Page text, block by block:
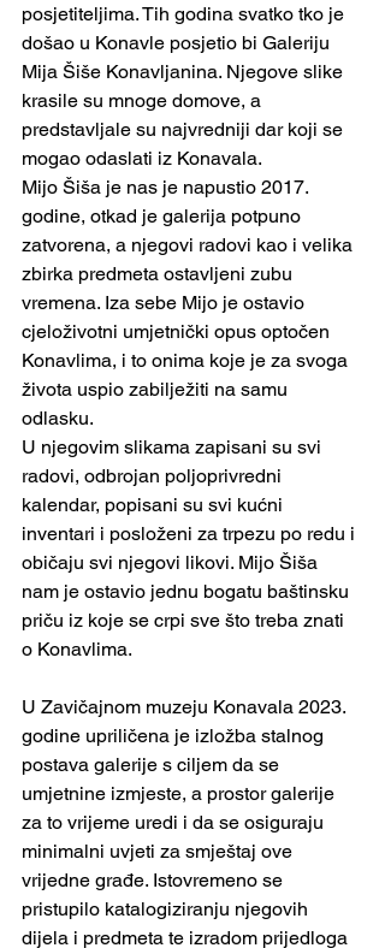
posjetiteljima. Tih godina svatko tko je
došao u Konavle posjetio bi Galeriju
Mija Šiše Konavljanina. Njegove slike
krasile su mnoge domove, a
predstavljale su najvredniji dar koji se
mogao odaslati iz Konavala.
Mijo Šiša je nas je napustio 2017.
godine, otkad je galerija potpuno
zatvorena, a njegovi radovi kao i velika
zbirka predmeta ostavljeni zubu
vremena. Iza sebe Mijo je ostavio
cjeloživotni umjetnički opus optočen
Konavlima, i to onima koje je za svoga
života uspio zabilježiti na samu
odlasku.
U njegovim slikama zapisani su svi
radovi, odbrojan poljoprivredni
kalendar, popisani su svi kućni
inventari i posloženi za trpezu po redu i
običaju svi njegovi likovi. Mijo Šiša
nam je ostavio jednu bogatu baštinsku
priču iz koje se crpi sve što treba znati
o Konavlima.
U Zavičajnom muzeju Konavala 2023.
godine upriličena je izložba stalnog
postava galerije s ciljem da se
umjetnine izmjeste, a prostor galerije
za to vrijeme uredi i da se osiguraju
minimalni uvjeti za smještaj ove
vrijedne građe. Istovremeno se
pristupilo katalogiziranju njegovih
dijela i predmeta te izradom prijedloga